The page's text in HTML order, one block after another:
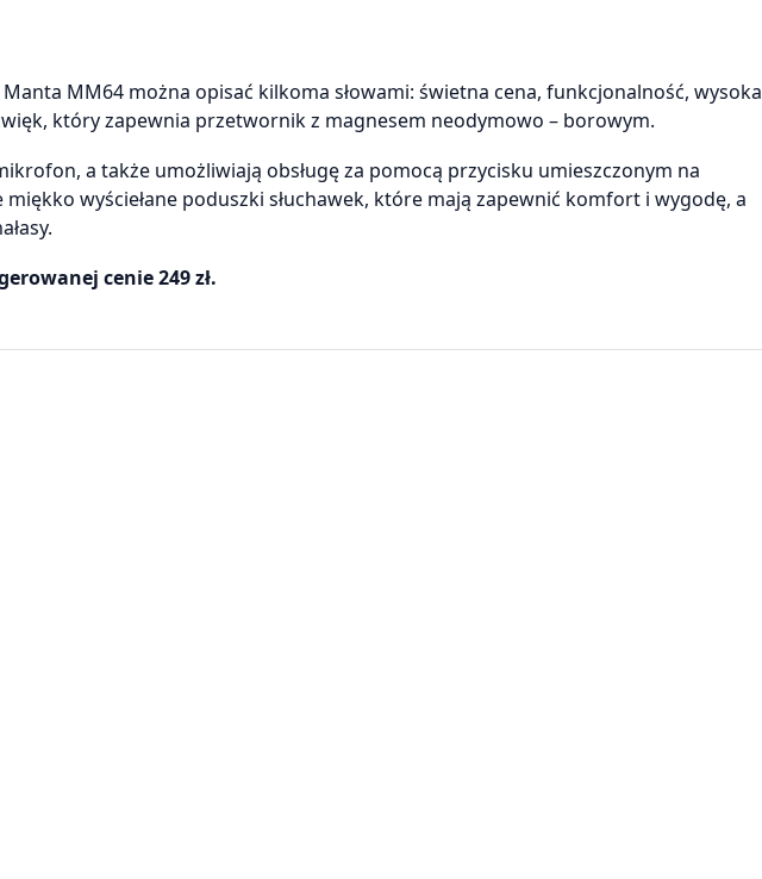
MM64 można opisać kilkoma słowami: świetna cena, funkcjonalność, wysoka
który zapewnia przetwornik z magnesem neodymowo – borowym.
a także umożliwiają obsługę za pomocą przycisku umieszczonym na
wyściełane poduszki słuchawek, które mają zapewnić komfort i wygodę, a
cenie 249 zł.